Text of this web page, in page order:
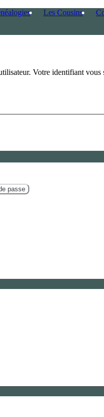
Les Cousins
Votre identifiant vous
passe